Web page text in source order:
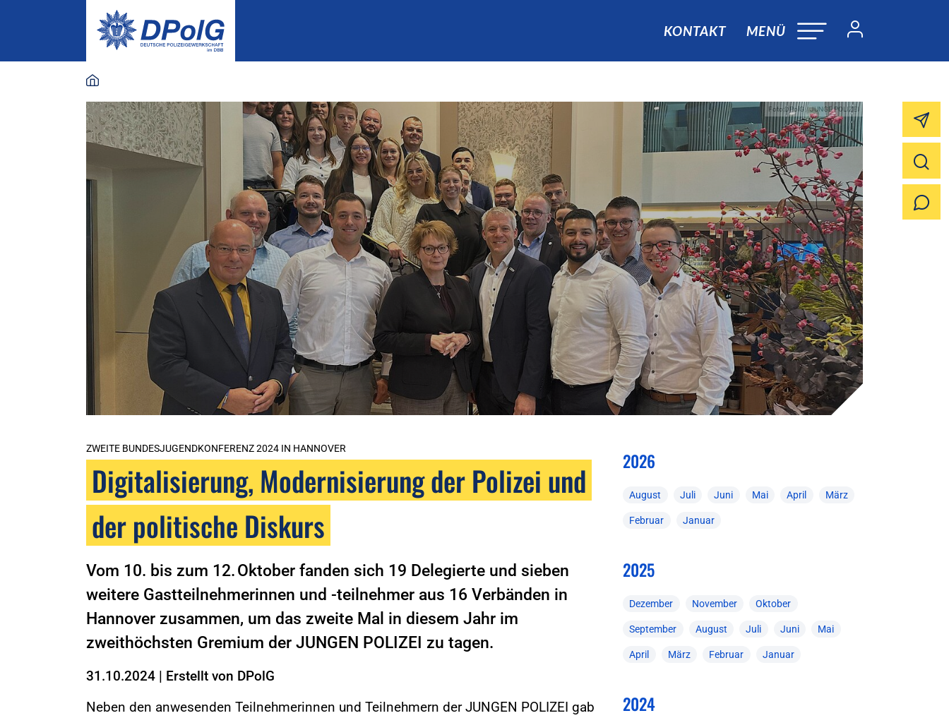
KONTAKT MENÜ
Foto:DPolG / JUNGE POLIZEI
ZWEITE BUNDESJUGENDKONFERENZ 2024 IN HANNOVER
Digitalisierung, Modernisierung der Polizei und
der politische Diskurs
Vom 10. bis zum 12. Oktober fanden sich 19 Delegierte und sieben
weitere Gastteilnehmerinnen und -teilnehmer aus 16 Verbänden in
Hannover zusammen, um das zweite Mal in diesem Jahr im
zweithöchsten Gremium der JUNGEN POLIZEI zu tagen.
31.10.2024 | Erstellt von DPolG
Neben den anwesenden Teilnehmerinnen und Teilnehmern der JUNGEN POLIZEI gab
2026
August Juli Juni Mai April März
Februar Januar
2025
Dezember November Oktober
September August Juli Juni Mai
April März Februar Januar
2024